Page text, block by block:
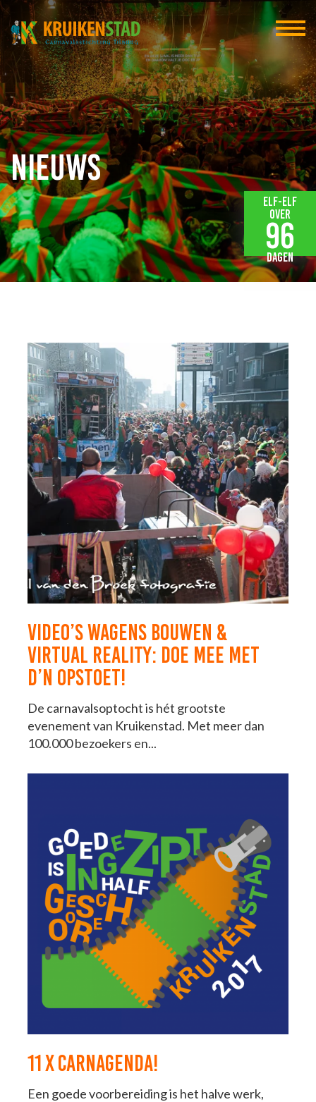
Nieuws
VIDEO’S WAGENS BOUWEN &
VIRTUAL REALITY: DOE MEE MET
D’N OPSTOET!
De carnavalsoptocht is hét grootste
evenement van Kruikenstad. Met meer dan
100.000 bezoekers en...
11 X CARNAGENDA!
Een goede voorbereiding is het halve werk,
Elf-elf
over
96
dagen